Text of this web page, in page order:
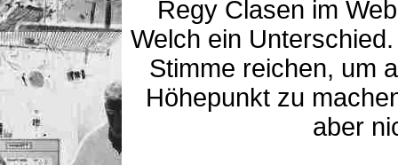
Regy Clasen im
Welch ein
Stimme reichen, um
Höhepunkt zu
aber